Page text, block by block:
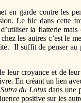
garde contre les
. Le hic dans cette
la flatterie
les autres c’est le
Il suffit de penser
leur croyance et de
En créant un lien
Sutra du Lotus dans une
positive sur les